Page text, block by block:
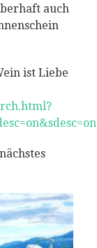
auch
ist Liebe